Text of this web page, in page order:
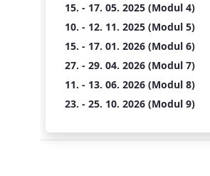
15. - 17. 05. 2025 (Modul 4)
10. - 12. 11. 2025 (Modul 5)
15. - 17. 01. 2026 (Modul 6)
27. - 29. 04. 2026 (Modul 7)
11. - 13. 06. 2026 (Modul 8)
23. - 25. 10. 2026 (Modul 9)